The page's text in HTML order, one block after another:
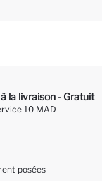
la livraison - Gratuit
10 MAD
posées